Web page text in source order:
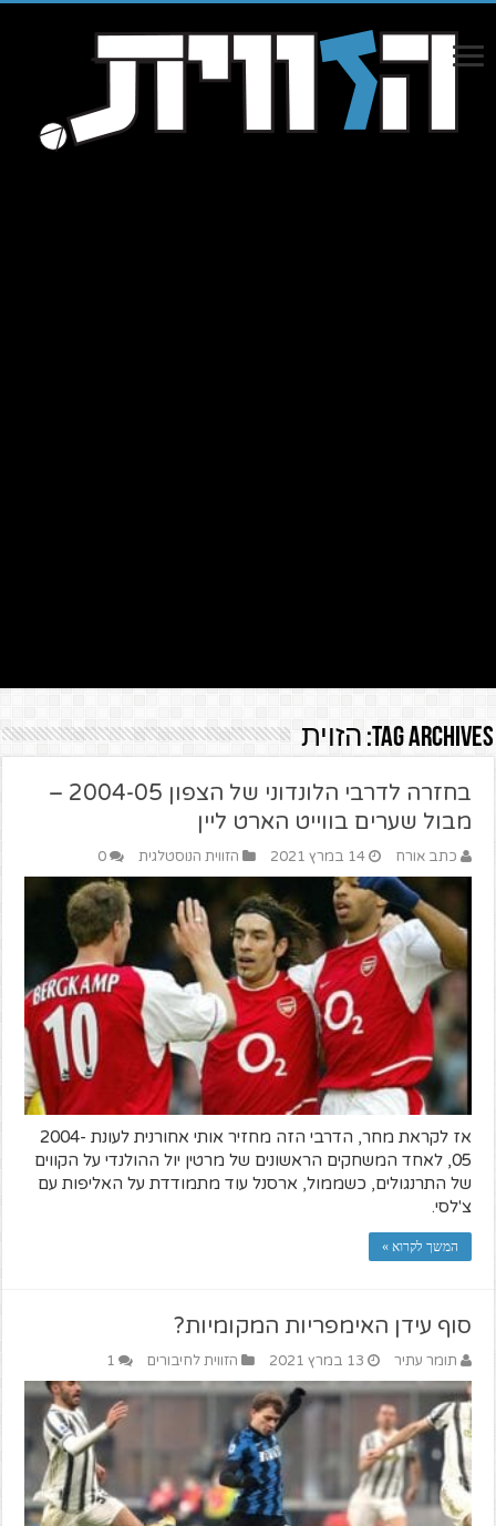
Tag Archives: הזוית
בחזרה לדרבי הלונדוני של הצפון 2004-05 –
מבול שערים בווייט הארט ליין
כתב אורח 14 במרץ 2021 הזווית הנוסטלגית 0
אז לקראת מחר, הדרבי הזה מחזיר אותי אחורנית לעונת 2004-
05, לאחד המשחקים הראשונים של מרטין יול ההולנדי על הקווים
של התרנגולים, כשממול, ארסנל עוד מתמודדת על האליפות עם
צ'לסי.
המשך לקרוא »
סוף עידן האימפריות המקומיות?
תומר עתיר 13 במרץ 2021 הזווית לחיבורים 1